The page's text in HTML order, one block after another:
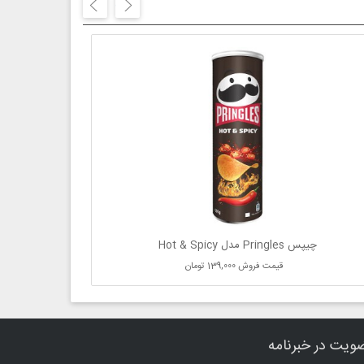
چیپس Pringles مدل Hot & Spicy
قیمت فروش139,000 تومان
در خبرنامه